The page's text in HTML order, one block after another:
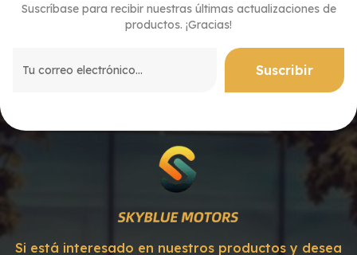
Suscríbase para recibir nuestras últimas actualizaciones de
productos. ¡Gracias!
Si está interesado en nuestros productos y desea